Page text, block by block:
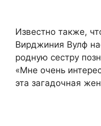
Известно также,
Вирджиния Вулф
родную сестру
«Мне очень
эта загадочная